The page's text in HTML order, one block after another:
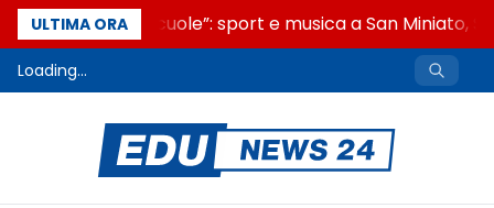
ULTIMA ORA
“Noi siamo le Scuole”: sport e musica a San Miniato,
Loading...